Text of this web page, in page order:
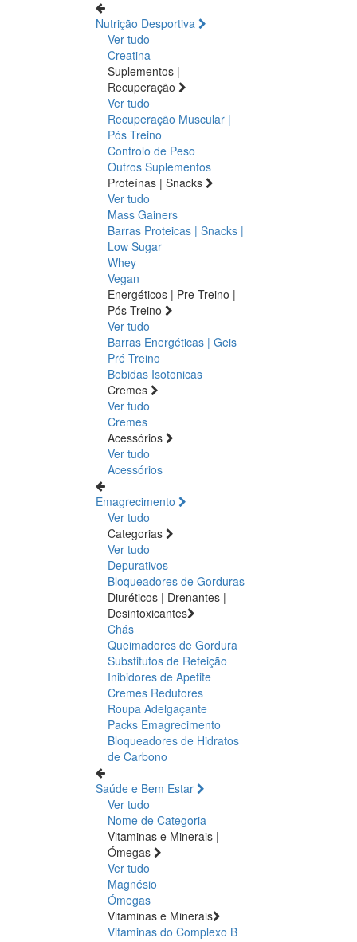
Nutrição Desportiva
Ver tudo
Creatina
Suplementos |
Recuperação
Ver tudo
Recuperação Muscular |
Pós Treino
Controlo de Peso
Outros Suplementos
Proteínas | Snacks
Ver tudo
Mass Gainers
Barras Proteicas | Snacks |
Low Sugar
Whey
Vegan
Energéticos | Pre Treino |
Pós Treino
Ver tudo
Barras Energéticas | Geis
Pré Treino
Bebidas Isotonicas
Cremes
Ver tudo
Cremes
Acessórios
Ver tudo
Acessórios
Emagrecimento
Ver tudo
Categorias
Ver tudo
Depurativos
Bloqueadores de Gorduras
Diuréticos | Drenantes |
Desintoxicantes
Chás
Queimadores de Gordura
Substitutos de Refeição
Inibidores de Apetite
Cremes Redutores
Roupa Adelgaçante
Packs Emagrecimento
Bloqueadores de Hidratos
de Carbono
Saúde e Bem Estar
Ver tudo
Nome de Categoria
Vitaminas e Minerais |
Ómegas
Ver tudo
Magnésio
Ómegas
Vitaminas e Minerais
Vitaminas do Complexo B